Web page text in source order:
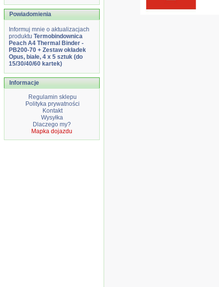
Powiadomienia
Informuj mnie o aktualizacjach
produktu Termobindownica
Peach A4 Thermal Binder -
PB200-70 + Zestaw okładek
Opus, białe, 4 x 5 sztuk (do
15/30/40/60 kartek)
Informacje
Regulamin sklepu
Polityka prywatności
Kontakt
Wysyłka
Dlaczego my?
Mapka dojazdu